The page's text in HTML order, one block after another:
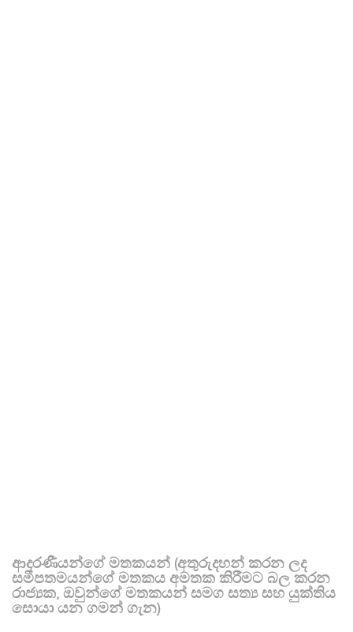
ආදරණීයන්ගේ මතකයන් (අතුරුදහන් කරන ලද
සමීපතමයන්ගේ මතකය අමතක කිරීමට බල කරන
රාජ්‍යක, ඔවුන්ගේ මතකයන් සමග සත්‍ය සහ යුක්තිය
සොයා යන ගමන් ගැන)